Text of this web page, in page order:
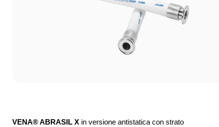
VENA® ABRASIL X in versione antistatica con strato